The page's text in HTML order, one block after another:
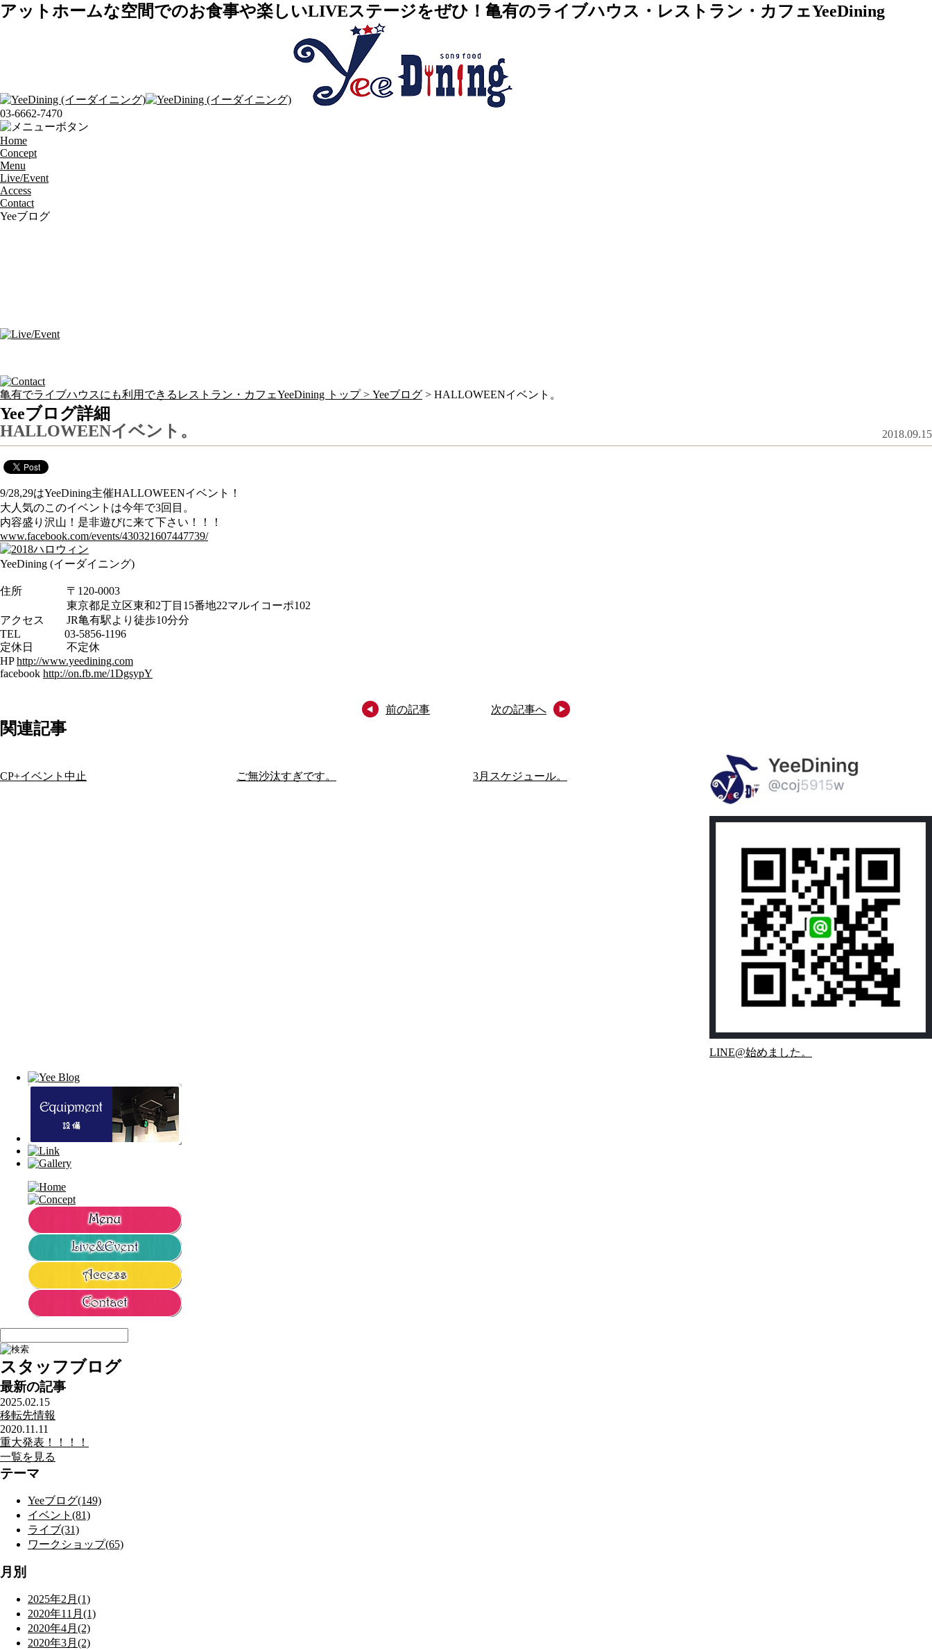
アットホームな空間でのお食事や楽しいLIVEステージをぜひ！亀有のライブハウス・レストラン・カフェYeeDining
03-6662-7470
Home
Concept
Menu
Live/Event
Access
Contact
Yeeブログ
亀有でライブハウスにも利用できるレストラン・カフェYeeDining トップ > Yeeブログ > HALLOWEENイベント。
Yeeブログ詳細
2018.09.15
HALLOWEENイベント。
9/28,29はYeeDining主催HALLOWEENイベント！
大人気のこのイベントは今年で3回目。
内容盛り沢山！是非遊びに来て下さい！！！
www.facebook.com/events/430321607447739/
YeeDining (イーダイニング)
住所 〒120-0003
東京都足立区東和2丁目15番地22マルイコーポ102
アクセス JR亀有駅より徒歩10分分
TEL 03-5856-1196
定休日 不定休
HPhttp://www.yeedining.com
facebook http://on.fb.me/1DgsypY
前の記事 次の記事へ
関連記事
CP+イベント中止 ご無沙汰すぎです。 3月スケジュール。
LINE@始めました。
スタッフブログ
最新の記事
2025.02.15
移転先情報
2020.11.11
重大発表！！！！
一覧を見る
テーマ
Yeeブログ(149)
イベント(81)
ライブ(31)
ワークショップ(65)
月別
2025年2月(1)
2020年11月(1)
2020年4月(2)
2020年3月(2)